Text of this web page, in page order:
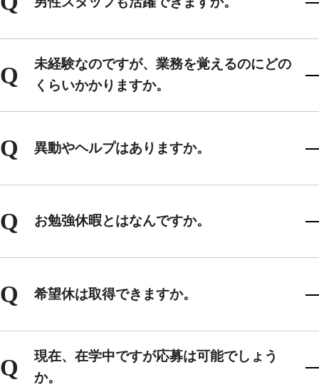
Q
未経験なのですが、業務を覚えるのにどの
くらいかかりますか。
Q 異動やヘルプはありますか。
Q お勉強休暇とはなんですか。
Q 希望休は取得できますか。
Q
現在、在学中ですが応募は可能でしょう
か。